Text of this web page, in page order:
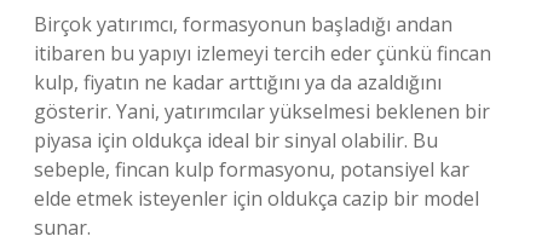
Birçok yatırımcı, formasyonun başladığı andan
itibaren bu yapıyı izlemeyi tercih eder çünkü fincan
kulp, fiyatın ne kadar arttığını ya da azaldığını
gösterir. Yani, yatırımcılar yükselmesi beklenen bir
piyasa için oldukça ideal bir sinyal olabilir. Bu
sebeple, fincan kulp formasyonu, potansiyel kar
elde etmek isteyenler için oldukça cazip bir model
sunar.